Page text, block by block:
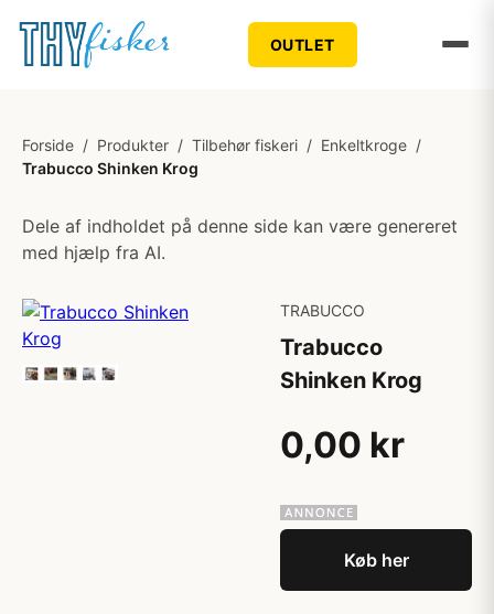
OUTLET
Forside / Produkter / Tilbehør fiskeri / Enkeltkroge /
Trabucco Shinken Krog
Dele af indholdet på denne side kan være genereret
med hjælp fra AI.
TRABUCCO
Trabucco
Shinken Krog
0,00 kr
Køb her